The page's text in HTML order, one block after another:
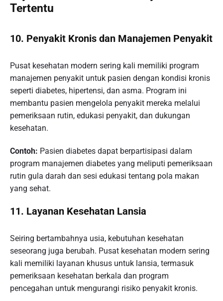
Tertentu
10. Penyakit Kronis dan Manajemen Penyakit
Pusat kesehatan modern sering kali memiliki program
manajemen penyakit untuk pasien dengan kondisi kronis
seperti diabetes, hipertensi, dan asma. Program ini
membantu pasien mengelola penyakit mereka melalui
pemeriksaan rutin, edukasi penyakit, dan dukungan
kesehatan.
Contoh: Pasien diabetes dapat berpartisipasi dalam
program manajemen diabetes yang meliputi pemeriksaan
rutin gula darah dan sesi edukasi tentang pola makan
yang sehat.
11. Layanan Kesehatan Lansia
Seiring bertambahnya usia, kebutuhan kesehatan
seseorang juga berubah. Pusat kesehatan modern sering
kali memiliki layanan khusus untuk lansia, termasuk
pemeriksaan kesehatan berkala dan program
pencegahan untuk mengurangi risiko penyakit kronis.